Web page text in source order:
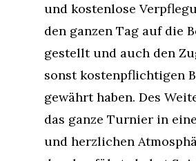
und kostenlose
den ganzen Tag auf die
gestellt und auch den
sonst kostenpflichtigen
gewährt haben. Des
das ganze Turnier in
und herzlichen